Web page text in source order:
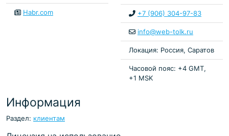
Habr.com +7 (906) 304-97-83
info@web-tolk.ru
Локация: Россия, Саратов
Часовой пояс: +4 GMT,
+1 MSK
Информация
Раздел: клиентам